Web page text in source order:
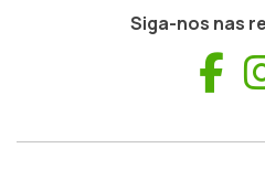
Siga-nos nas